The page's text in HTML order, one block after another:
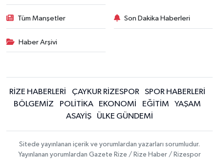
Tüm Manşetler Son Dakika Haberleri
Haber Arşivi
RİZE HABERLERİ ÇAYKUR RİZESPOR
SPOR HABERLERİ
BÖLGEMİZ
POLİTİKA EKONOMİ EĞİTİM
YAŞAM
ASAYİŞ
ÜLKE GÜNDEMİ
Sitede yayınlanan içerik ve yorumlardan yazarları sorumludur.
Yayınlanan yorumlardan Gazete Rize / Rize Haber / Rizespor